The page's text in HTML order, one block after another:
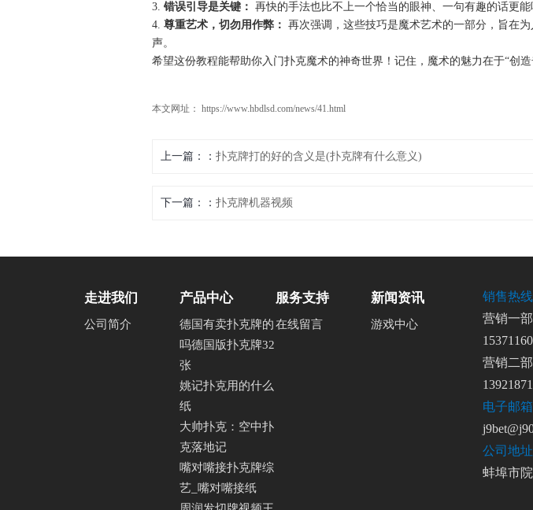
3. 错误引导是关键： 再快的手法也比不上一个恰当的眼神、一句有趣的话更
4. 尊重艺术，切勿用作弊： 再次强调，这些技巧是魔术艺术的一部分，旨在
声。
希望这份教程能帮助你入门扑克魔术的神奇世界！记住，魔术的魅力在于“创
本文网址： https://www.hbdlsd.com/news/41.html
上一篇： 扑克牌打的好的含义是(扑克牌有什么意义)
下一篇： 扑克牌机器视频
走进我们
公司简介
产品中心
德国有卖扑克牌的
吗德国版扑克牌32
张
姚记扑克用的什么
纸
大帅扑克：空中扑
克落地记
嘴对嘴接扑克牌综
艺_嘴对嘴接纸
服务支持
在线留言
新闻资讯
游戏中心
销售热线
营销一
营销二
电子邮箱
公司地址
蚌埠市